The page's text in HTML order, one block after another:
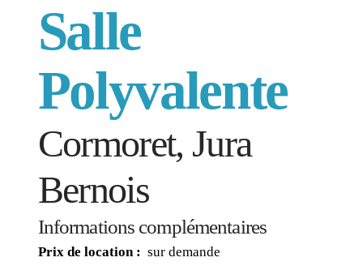
Salle
Polyvalente
Cormoret, Jura
Bernois
Informations complémentaires
Prix de location : sur demande